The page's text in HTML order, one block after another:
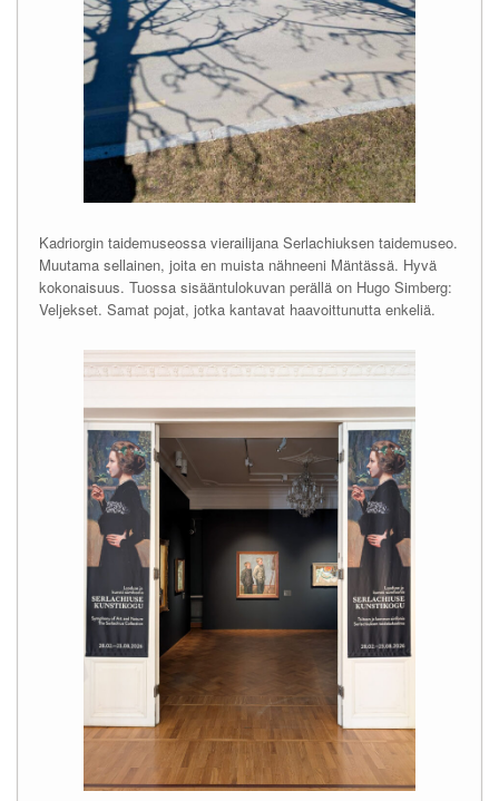
Kadriorgin taidemuseossa vierailijana Serlachiuksen taidemuseo.
Muutama sellainen, joita en muista nähneeni Mäntässä. Hyvä
kokonaisuus. Tuossa sisääntulokuvan perällä on Hugo Simberg:
Veljekset. Samat pojat, jotka kantavat haavoittunutta enkeliä.